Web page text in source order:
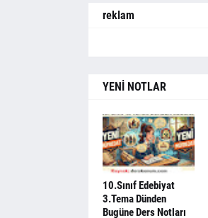
reklam
YENİ NOTLAR
10.Sınıf Edebiyat
3.Tema Dünden
Bugüne Ders Notları